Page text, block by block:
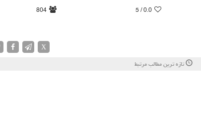
0.0
/ 5
804
X
تازه ترین مطالب مرتبط